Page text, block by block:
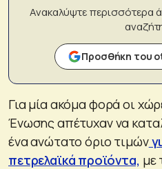
Ανακαλύψτε περισσότερα
Προσθήκη του
Για μία ακόμα φορά οι
Ένωσης απέτυχαν να
ένα ανώτατο όριο τιμών
πετρελαϊκά προϊόντα, με